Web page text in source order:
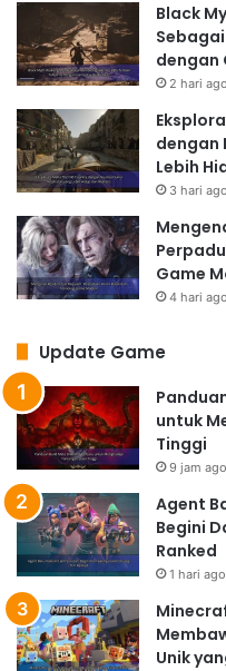
Black
dengan
2 hari ago
dengan
Lebih
3 hari ago
Game
4 hari ago
Update Game
untuk
Tinggi
9 jam ago
Agent
Begini
Ranked
1 hari ago
Unik